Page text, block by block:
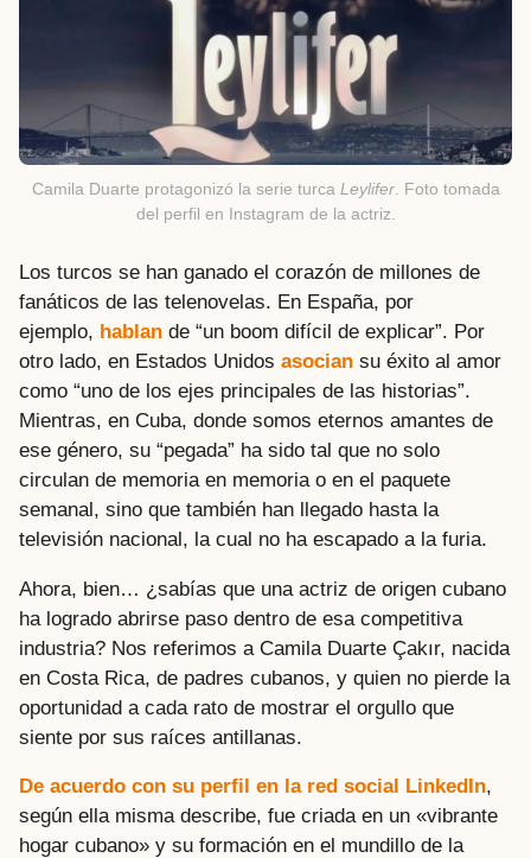
Camila Duarte protagonizó la serie turca Leylifer. Foto tomada
del perfil en Instagram de la actriz.
Los turcos se han ganado el corazón de millones de
fanáticos de las telenovelas. En España, por
ejemplo, hablan de “un boom difícil de explicar”. Por
otro lado, en Estados Unidos asocian su éxito al amor
como “uno de los ejes principales de las historias”.
Mientras, en Cuba, donde somos eternos amantes de
ese género, su “pegada” ha sido tal que no solo
circulan de memoria en memoria o en el paquete
semanal, sino que también han llegado hasta la
televisión nacional, la cual no ha escapado a la furia.
Ahora, bien… ¿sabías que una actriz de origen cubano
ha logrado abrirse paso dentro de esa competitiva
industria? Nos referimos a Camila Duarte Çakır, nacida
en Costa Rica, de padres cubanos, y quien no pierde la
oportunidad a cada rato de mostrar el orgullo que
siente por sus raíces antillanas.
De acuerdo con su perfil en la red social LinkedIn,
según ella misma describe, fue criada en un «vibrante
hogar cubano» y su formación en el mundillo de la